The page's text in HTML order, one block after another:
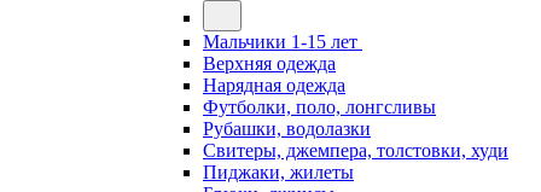
Мальчики 1-15 лет
Верхняя одежда
Нарядная одежда
Футболки, поло, лонгсливы
Рубашки, водолазки
Свитеры, джемпера, толстовки, худи
Пиджаки, жилеты